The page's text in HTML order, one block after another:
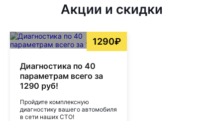
Акции и скидки
1290₽
Диагностика по 40
параметрам всего за
1290 руб!
Пройдите комплексную
диагностику вашего автомобиля
в сети наших СТО!